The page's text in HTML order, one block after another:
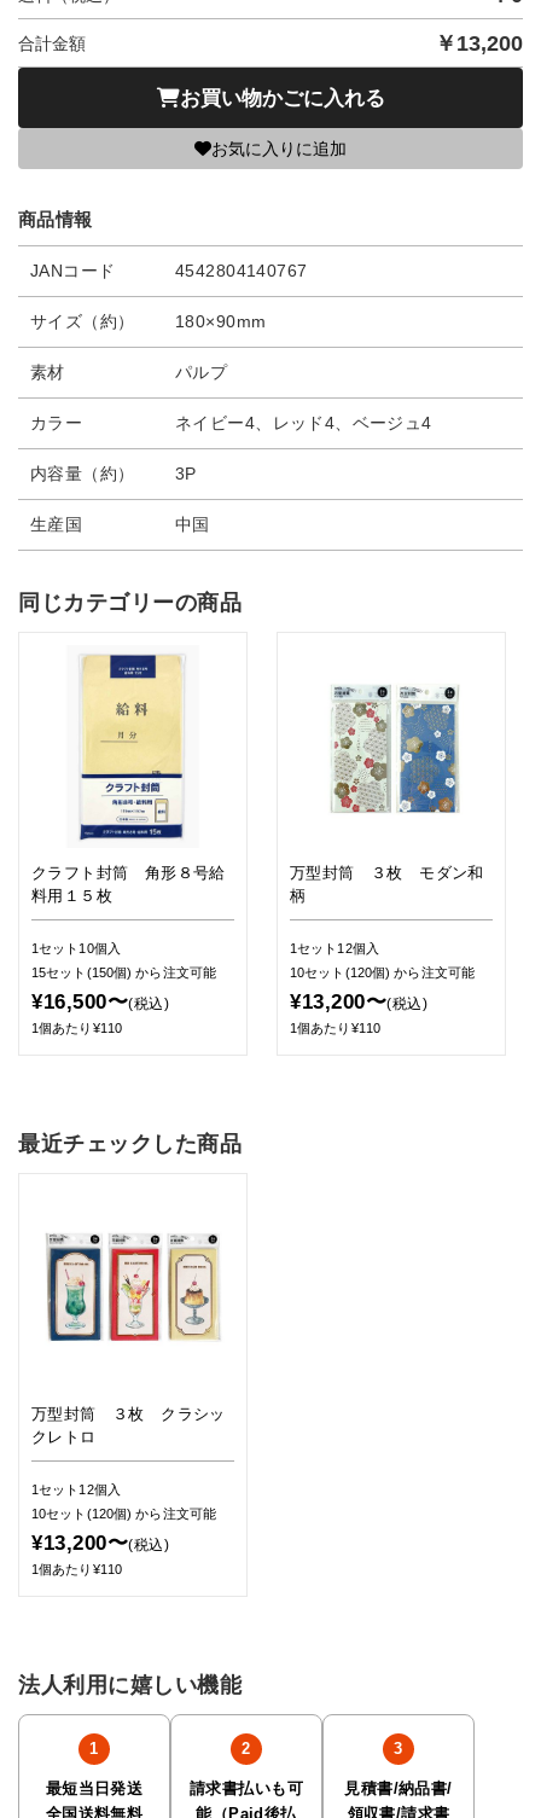
合計金額 ￥ 13,200
お買い物かごに入れる
お気に入りに追加
商品情報
JANコード 4542804140767
サイズ（約） 180×90mm
素材 パルプ
カラー ネイビー4、レッド4、ベージュ4
内容量（約） 3P
生産国 中国
同じカテゴリーの商品
クラフト封筒 角形８号給
料用１５枚
1セット10個入
15セット(150個)から注文可能
¥16,500〜(税込)
1個あたり¥110
万型封筒 ３枚 モダン和
柄
1セット12個入
10セット(120個)から注文可能
¥13,200〜(税込)
1個あたり¥110
最近チェックした商品
万型封筒 ３枚 クラシッ
クレトロ
1セット12個入
10セット(120個)から注文可能
¥13,200〜(税込)
1個あたり¥110
法人利用に嬉しい機能
最短当日発送
全国送料無料
請求書払いも可
能（Paid後払
見積書/納品書/
領収書/請求書